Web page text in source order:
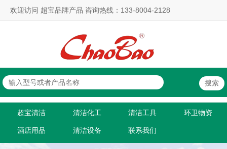
欢迎访问 超宝品牌产品 咨询热线：133-8004-2128
超宝清洁 清洁化工 清洁工具 环卫物资
酒店用品 清洁设备 联系我们